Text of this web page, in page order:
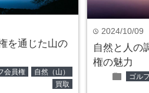
を通じた山の
会員権
自然（山）
買取
time 2024/10/09
自然と人の
権の魅力
folder ゴル